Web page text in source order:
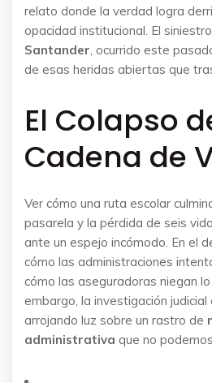
relato donde la verdad logra
opacidad institucional. El
Santander, ocurrido este
de esas heridas abiertas que
El Colapso
Cadena de
Ver cómo una ruta escolar
pasarela y la pérdida de seis
ante un espejo incómodo. En el
cómo las administraciones
cómo las aseguradoras niegan
embargo, la investigación
arrojando luz sobre un rastro de
administrativa que no